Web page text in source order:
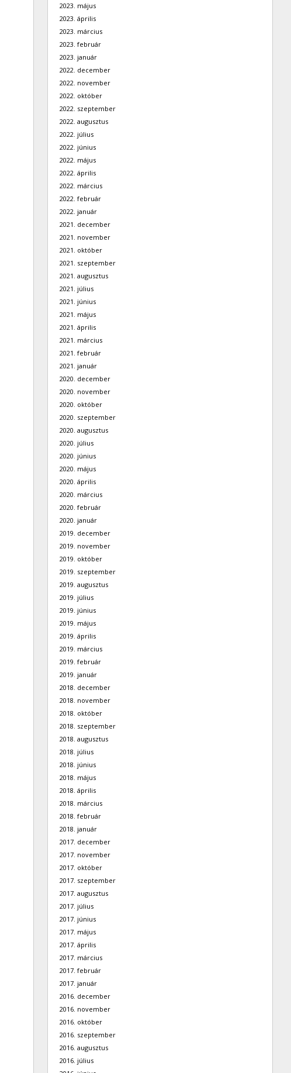
2023. május
2023. április
2023. március
2023. február
2023. január
2022. december
2022. november
2022. október
2022. szeptember
2022. augusztus
2022. július
2022. június
2022. május
2022. április
2022. március
2022. február
2022. január
2021. december
2021. november
2021. október
2021. szeptember
2021. augusztus
2021. július
2021. június
2021. május
2021. április
2021. március
2021. február
2021. január
2020. december
2020. november
2020. október
2020. szeptember
2020. augusztus
2020. július
2020. június
2020. május
2020. április
2020. március
2020. február
2020. január
2019. december
2019. november
2019. október
2019. szeptember
2019. augusztus
2019. július
2019. június
2019. május
2019. április
2019. március
2019. február
2019. január
2018. december
2018. november
2018. október
2018. szeptember
2018. augusztus
2018. július
2018. június
2018. május
2018. április
2018. március
2018. február
2018. január
2017. december
2017. november
2017. október
2017. szeptember
2017. augusztus
2017. július
2017. június
2017. május
2017. április
2017. március
2017. február
2017. január
2016. december
2016. november
2016. október
2016. szeptember
2016. augusztus
2016. július